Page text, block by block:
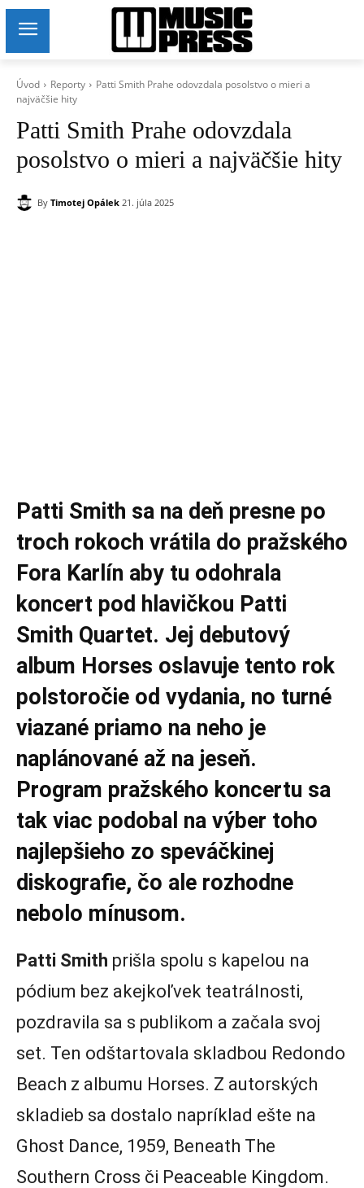
Úvod Reporty
Patti Smith Prahe odovzdala posolstvo o mieri a
najväčšie hity
Patti Smith Prahe odovzdala
posolstvo o mieri a najväčšie hity
By Timotej Opálek 21. júla 2025
Patti Smith sa na deň presne po
troch rokoch vrátila do pražského
Fora Karlín aby tu odohrala
koncert pod hlavičkou Patti
Smith Quartet. Jej debutový
album Horses oslavuje tento rok
polstoročie od vydania, no turné
viazané priamo na neho je
naplánované až na jeseň.
Program pražského koncertu sa
tak viac podobal na výber toho
najlepšieho zo speváčkinej
diskografie, čo ale rozhodne
nebolo mínusom.
Patti Smith prišla spolu s kapelou na
pódium bez akejkoľvek teatrálnosti,
pozdravila sa s publikom a začala svoj
set. Ten odštartovala skladbou Redondo
Beach z albumu Horses. Z autorských
skladieb sa dostalo napríklad ešte na
Ghost Dance, 1959, Beneath The
Southern Cross či Peaceable Kingdom.